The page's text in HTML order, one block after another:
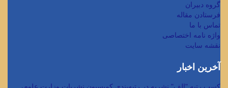
گروه دبیران
فرستادن مقاله
تماس با ما
واژه نامه اختصاصی
نقشه سایت
آخرین اخبار